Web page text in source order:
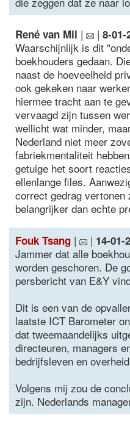
René van Mil | | 8-01-
Waarschijnlijk is dit
boekhouders gedaan.
naast de hoeveelheid
ook gekeken naar
hiermee tracht aan te
vervaagd zijn tussen
wellicht wat minder,
Nederland niet meer
fabriekmentaliteit
getuige het soort
ellenlange files.
correct gedrag vertonen
belangrijker dan echte
Fouk Tsang | | 14-01-
Jammer dat alle
worden geschoren. De
persbericht van E&Y
Dit is een van de
laatste ICT Barometer
dat tweemaandelijks
directeuren, managers
bedrijfsleven en
Volgens mij zou de
zijn. Nederlands